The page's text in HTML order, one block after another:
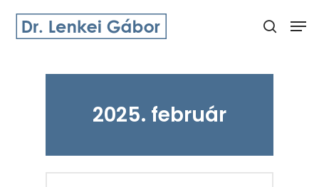
main
search
2025. február